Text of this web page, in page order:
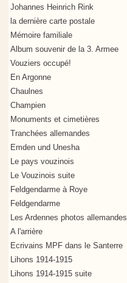
Johannes Heinrich Rink
la dernière carte postale
Mémoire familiale
Album souvenir de la 3. Armee
Vouziers occupé!
En Argonne
Chaulnes
Champien
Monuments et cimetières
Tranchées allemandes
Emden und Unesha
Le pays vouzinois
Le Vouzinois suite
Feldgendarme à Roye
Feldgendarme
Les Ardennes photos allemandes
A l'arrière
Ecrivains MPF dans le Santerre
Lihons 1914-1915
Lihons 1914-1915 suite